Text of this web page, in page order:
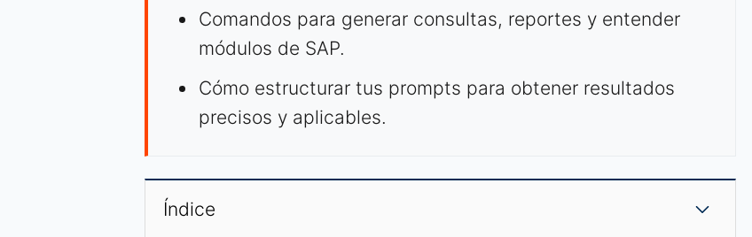
Comandos para generar consultas, reportes y entender
módulos de SAP.
Cómo estructurar tus prompts para obtener resultados
precisos y aplicables.
Índice